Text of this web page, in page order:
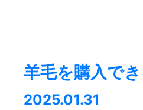
羊毛を購入で
2025.01.31